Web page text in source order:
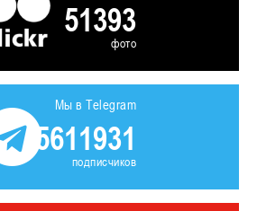
51393
фото
Мы в Telegram
5611931
подписчиков